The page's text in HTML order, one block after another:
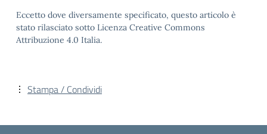
Eccetto dove diversamente specificato, questo articolo è
stato rilasciato sotto Licenza Creative Commons
Attribuzione 4.0 Italia.
Stampa / Condividi